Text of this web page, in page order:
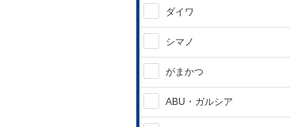
ダイワ
シマノ
がまかつ
ABU・ガルシア